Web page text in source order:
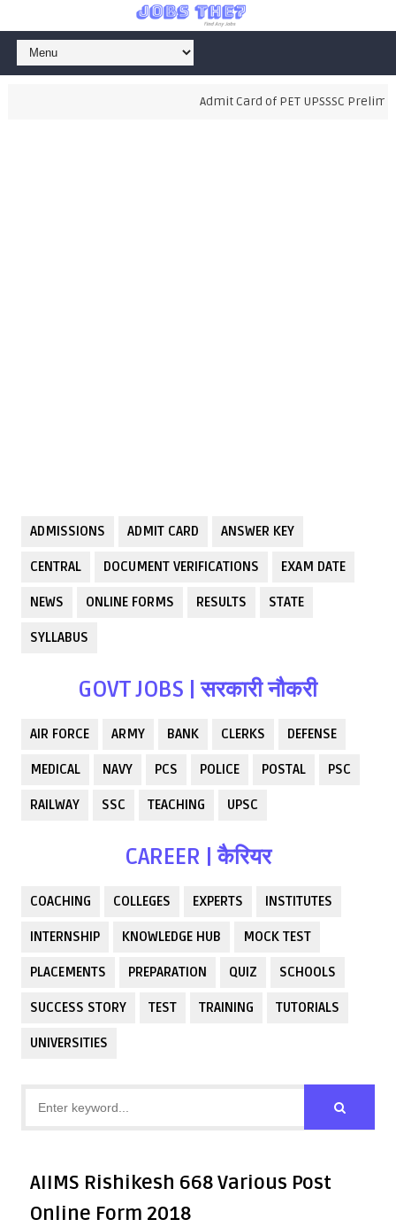
Admit Card of PET UPSSSC
ADMISSIONS ADMIT CARD ANSWER KEY
CENTRAL DOCUMENT VERIFICATIONS EXAM DATE
NEWS ONLINE FORMS RESULTS STATE
SYLLABUS
GOVT JOBS | सरकारी नौकरी
AIR FORCE ARMY BANK CLERKS DEFENSE
MEDICAL NAVY PCS POLICE POSTAL PSC
RAILWAY SSC TEACHING UPSC
CAREER | कैरियर
COACHING COLLEGES EXPERTS INSTITUTES
INTERNSHIP KNOWLEDGE HUB MOCK TEST
PLACEMENTS PREPARATION QUIZ SCHOOLS
SUCCESS STORY TEST TRAINING TUTORIALS
UNIVERSITIES
AIIMS Rishikesh 668 Various Post
Online Form 2018